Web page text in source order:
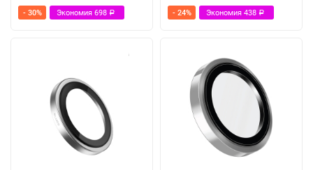
- 30% Экономия 698 Р - 24% Экономия 438 Р